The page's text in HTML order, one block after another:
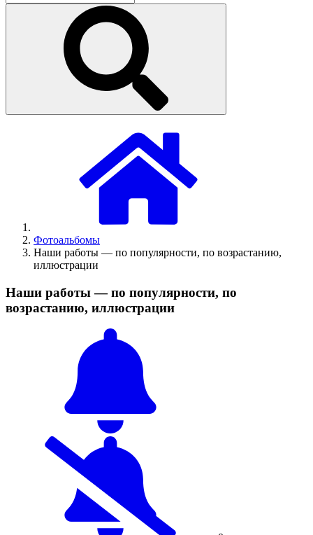
Фотоальбомы
Наши работы — по популярности, по возрастанию,
иллюстрации
Наши работы — по популярности, по
возрастанию, иллюстрации